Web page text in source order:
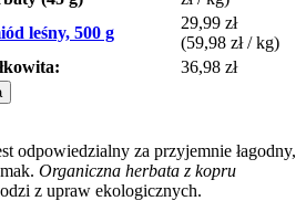
leśny, 500 g
29,99 zł
(59,98 zł / kg)
36,98 zł
odpowiedzialny za przyjemnie łagodny,
Organiczna herbata z kopru
z upraw ekologicznych.